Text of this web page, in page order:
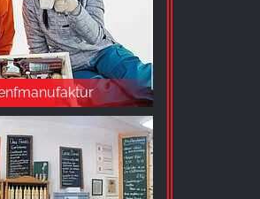
sind für die Nutzung der Website
werden von Drittanbietern
personalisierte Werbung
tun dies, indem sie Besucher über